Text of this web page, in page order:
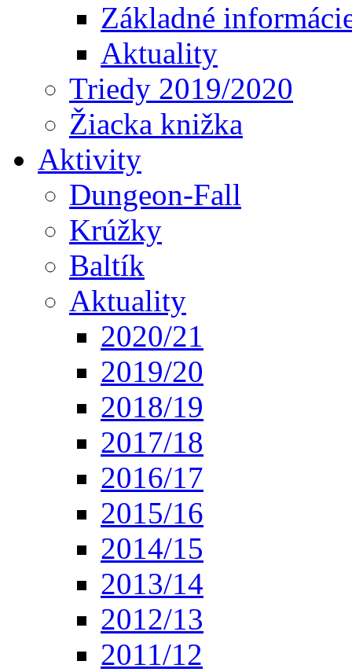
Základné
Aktuality
Triedy 2019/2020
Žiacka knižka
Aktivity
Dungeon-Fall
Krúžky
Baltík
Aktuality
2020/21
2019/20
2018/19
2017/18
2016/17
2015/16
2014/15
2013/14
2012/13
2011/12